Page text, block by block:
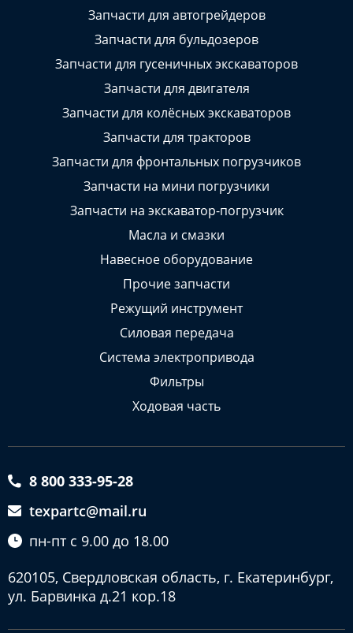
Запчасти для автогрейдеров
Запчасти для бульдозеров
Запчасти для гусеничных экскаваторов
Запчасти для двигателя
Запчасти для колёсных экскаваторов
Запчасти для тракторов
Запчасти для фронтальных погрузчиков
Запчасти на мини погрузчики
Запчасти на экскаватор-погрузчик
Масла и смазки
Навесное оборудование
Прочие запчасти
Режущий инструмент
Силовая передача
Система электропривода
Фильтры
Ходовая часть
8 800 333-95-28
texpartc@mail.ru
пн-пт с 9.00 до 18.00
620105, Свердловская область, г. Екатеринбург,
ул. Барвинка д.21 кор.18